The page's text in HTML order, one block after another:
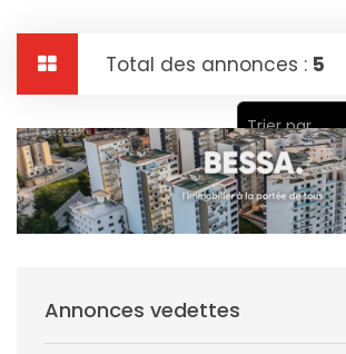
Total des annonces : 5
Trier par
Annonces vedettes